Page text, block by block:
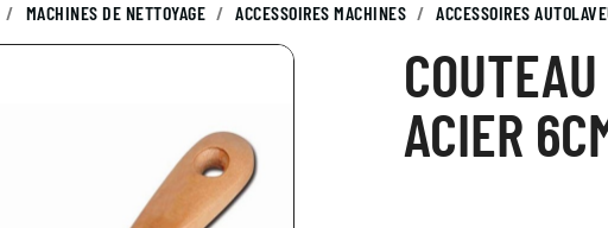
MACHINES DE NETTOYAGE ACCESSOIRES MACHINES ACCESSOIRES
ACIER